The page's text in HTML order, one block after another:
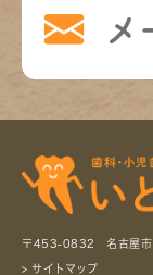
〒453-0832 名古屋市
> サイトマップ